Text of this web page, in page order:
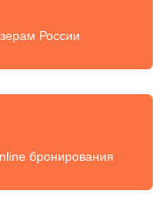
России
бронирования